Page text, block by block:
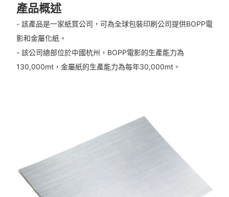
產品概述
- 該產品是一家紙質公司，可為全球包裝印刷公司提供BOPP電
影和金屬化紙。
- 該公司總部位於中國杭州，BOPP電影的生產能力為
130,000mt，金屬紙的生產能力為每年30,000mt。